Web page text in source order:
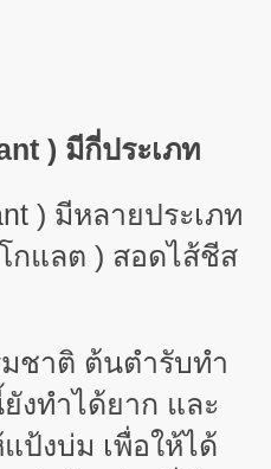
) มีกี่ประเภท
) มีหลายประเภท
กแลต ) สอดไส้ชีส
ชาติ ต้นตำรับทำ
งทำได้ยาก และ
ป้งบ่ม เพื่อให้ได้